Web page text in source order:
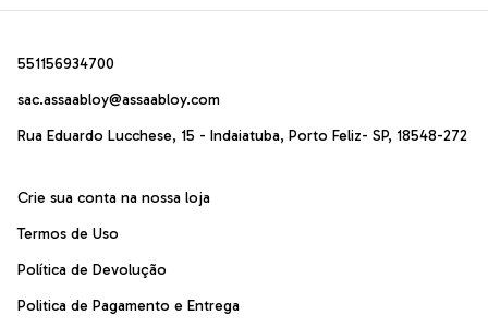
551156934700
sac.assaabloy@assaabloy.com
Rua Eduardo Lucchese, 15 - Indaiatuba, Porto Feliz- SP, 18548-272
Crie sua conta na nossa loja
Termos de Uso
Política de Devolução
Politica de Pagamento e Entrega